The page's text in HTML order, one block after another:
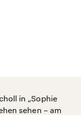
in „Sophie
sehen – am